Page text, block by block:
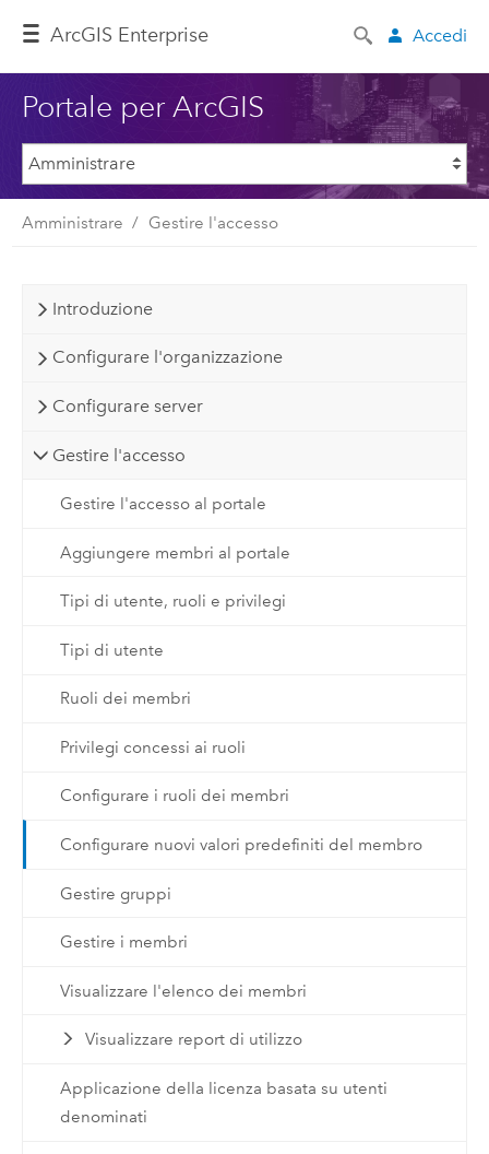
ArcGIS Enterprise Accedi
Portale per ArcGIS
Amministrare Gestire l'accesso
Introduzione
Configurare l'organizzazione
Configurare server
Gestire l'accesso
Gestire l'accesso al portale
Aggiungere membri al portale
Tipi di utente, ruoli e privilegi
Tipi di utente
Ruoli dei membri
Privilegi concessi ai ruoli
Configurare i ruoli dei membri
Configurare nuovi valori predefiniti del membro
Gestire gruppi
Gestire i membri
Visualizzare l'elenco dei membri
Visualizzare report di utilizzo
Applicazione della licenza basata su utenti
denominati